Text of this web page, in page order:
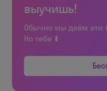
выучишь!
Обычно мы даём эти
Но тебе ⬇️